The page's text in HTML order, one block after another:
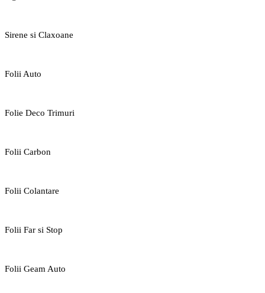
Sirene si Claxoane
Folii Auto
Folie Deco Trimuri
Folii Carbon
Folii Colantare
Folii Far si Stop
Folii Geam Auto